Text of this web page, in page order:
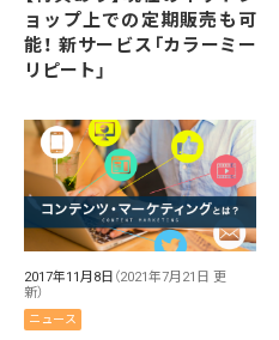
ョップ上での定期販売も可
能！ 新サービス「カラーミー
リピート」
2017年11月8日 （2021年7月21日 更
新）
ニュース